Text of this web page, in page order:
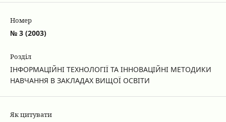
Номер
№ 3 (2003)
Розділ
ІНФОРМАЦІЙНІ ТЕХНОЛОГІЇ ТА ІННОВАЦІЙНІ МЕТОДИКИ
НАВЧАННЯ В ЗАКЛАДАХ ВИЩОЇ ОСВІТИ
Як цитувати